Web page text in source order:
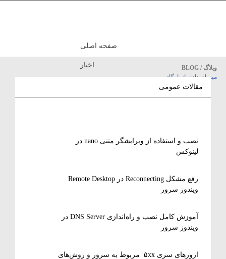
وبلاگ / BLOG
میزبان داده پاسارگاد
صفحه اصلی
اخبار
مقالات عمومی
نصب و استفاده از ویرایشگر متنی nano در
لینوکس
رفع مشکل Reconnecting در Remote Desktop
ویندوز سرور
آموزش کامل نصب و راه‌اندازی DNS Server در
ویندوز سرور
ارورهای سری ۵xx مربوط به سرور و روش‌های